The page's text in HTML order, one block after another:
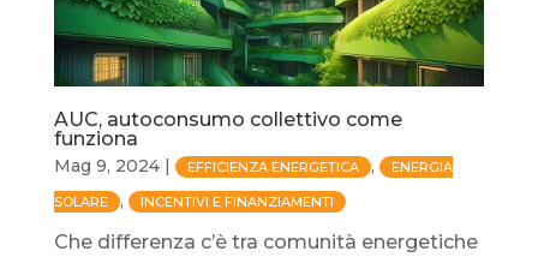
AUC, autoconsumo collettivo come
funziona
Mag 9, 2024| EFFICIENZA ENERGETICA , ENERGIA
SOLARE , INCENTIVI E FINANZIAMENTI
Che differenza c’è tra comunità energetiche